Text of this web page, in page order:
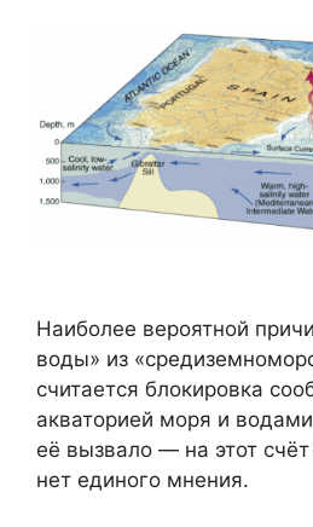
Наиболее вероятной
воды» из
считается блокировка
акваторией моря и
её вызвало — на этот
нет единого мнения.